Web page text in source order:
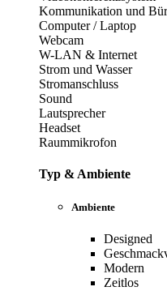
Kommunikation und
Computer / Laptop
Webcam
W-LAN & Internet
Strom und Wasser
Stromanschluss
Sound
Lautsprecher
Headset
Raummikrofon
Typ & Ambiente
Ambiente
Designed
Modern
Zeitlos